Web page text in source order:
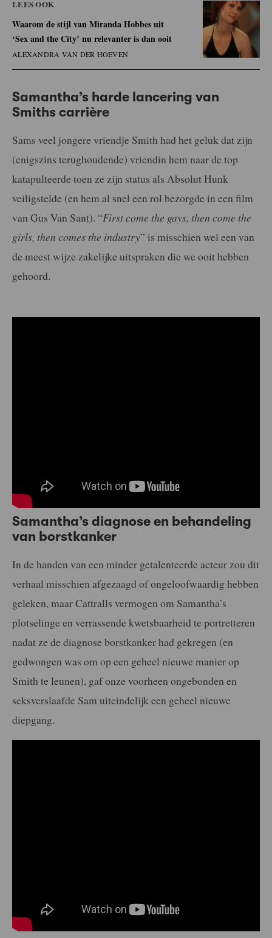
LEES OOK
Waarom de stijl van Miranda Hobbes uit
‘Sex and the City’ nu relevanter is dan ooit
ALEXANDRA VAN DER HOEVEN
Samantha’s harde lancering van
Smiths carrière
Sams veel jongere vriendje Smith had het geluk dat zijn
(enigszins terughoudende) vriendin hem naar de top
katapulteerde toen ze zijn status als Absolut Hunk
veiligstelde (en hem al snel een rol bezorgde in een film
van Gus Van Sant). “First come the gays, then come the
girls, then comes the industry” is misschien wel een van
de meest wijze zakelijke uitspraken die we ooit hebben
gehoord.
Samantha’s diagnose en behandeling
van borstkanker
In de handen van een minder getalenteerde acteur zou dit
verhaal misschien afgezaagd of ongeloofwaardig hebben
geleken, maar Cattralls vermogen om Samantha’s
plotselinge en verrassende kwetsbaarheid te portretteren
nadat ze de diagnose borstkanker had gekregen (en
gedwongen was om op een geheel nieuwe manier op
Smith te leunen), gaf onze voorheen ongebonden en
seksverslaafde Sam uiteindelijk een geheel nieuwe
diepgang.